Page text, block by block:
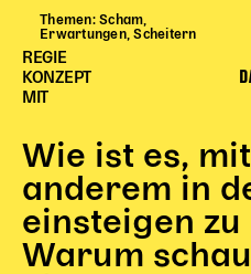
Angebote für
PädagogikClub
Open House
Newsletter für
DIGITALE BÜHNE
Themen: Scham,
Erwartungen, Scheitern
REGIE
KONZEPT
MIT
Wie ist es,
anderem in
einsteigen zu
Warum